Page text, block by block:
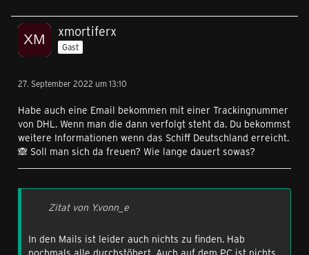
xmortiferx
Gast
27. September 2022 um 13:10
Habe auch eine Email bekommen mit einer Trackingnummer
von DHL. Wenn man die dann verfolgt steht da. Du bekommst
weitere Informationen wenn das Schiff Deutschland erreicht.
🙈 Soll man sich da freuen? Wie lange dauert sowas?
Zitat von Y.vonn_e
In den Mails ist leider auch nichts zu finden. Hab